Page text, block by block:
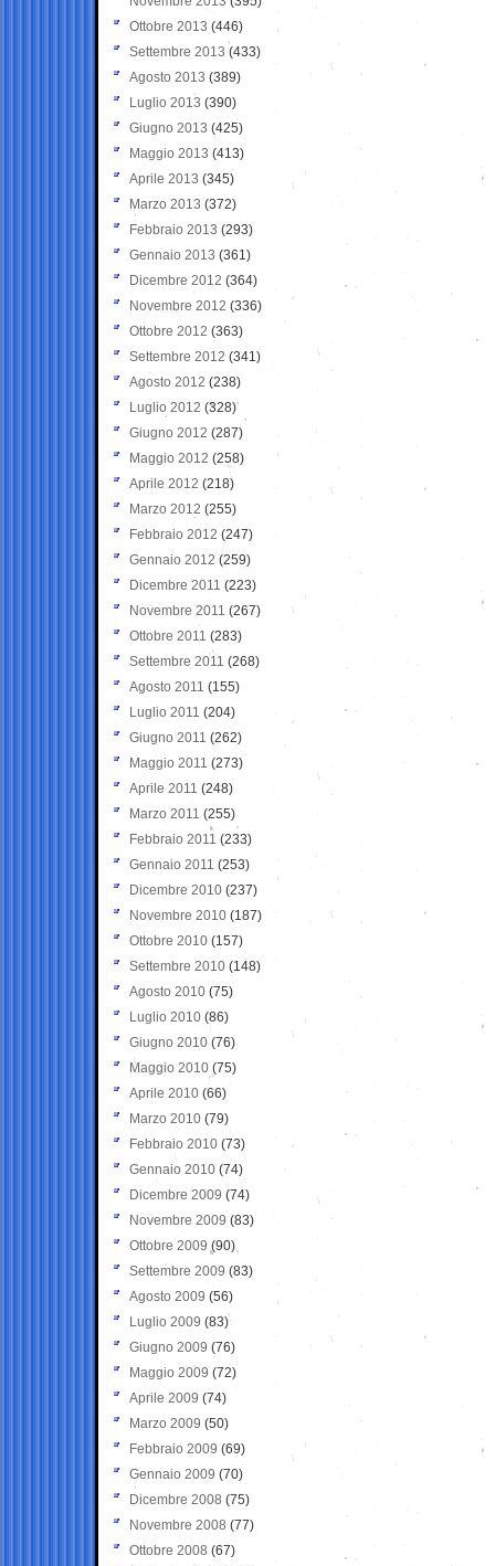
Ottobre 2013 (446)
Settembre 2013 (433)
Agosto 2013 (389)
Luglio 2013 (390)
Giugno 2013 (425)
Maggio 2013 (413)
Aprile 2013 (345)
Marzo 2013 (372)
Febbraio 2013 (293)
Gennaio 2013 (361)
Dicembre 2012 (364)
Novembre 2012 (336)
Ottobre 2012 (363)
Settembre 2012 (341)
Agosto 2012 (238)
Luglio 2012 (328)
Giugno 2012 (287)
Maggio 2012 (258)
Aprile 2012 (218)
Marzo 2012 (255)
Febbraio 2012 (247)
Gennaio 2012 (259)
Dicembre 2011 (223)
Novembre 2011 (267)
Ottobre 2011 (283)
Settembre 2011 (268)
Agosto 2011 (155)
Luglio 2011 (204)
Giugno 2011 (262)
Maggio 2011 (273)
Aprile 2011 (248)
Marzo 2011 (255)
Febbraio 2011 (233)
Gennaio 2011 (253)
Dicembre 2010 (237)
Novembre 2010 (187)
Ottobre 2010 (157)
Settembre 2010 (148)
Agosto 2010 (75)
Luglio 2010 (86)
Giugno 2010 (76)
Maggio 2010 (75)
Aprile 2010 (66)
Marzo 2010 (79)
Febbraio 2010 (73)
Gennaio 2010 (74)
Dicembre 2009 (74)
Novembre 2009 (83)
Ottobre 2009 (90)
Settembre 2009 (83)
Agosto 2009 (56)
Luglio 2009 (83)
Giugno 2009 (76)
Maggio 2009 (72)
Aprile 2009 (74)
Marzo 2009 (50)
Febbraio 2009 (69)
Gennaio 2009 (70)
Dicembre 2008 (75)
Novembre 2008 (77)
Ottobre 2008 (67)